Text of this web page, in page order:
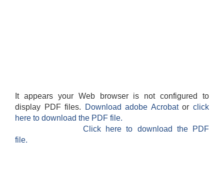
It appears your Web browser is not configured to
display PDF files.
Download adobe Acrobatorclick
here to download the PDF file.
Click here to download the PDF
file.